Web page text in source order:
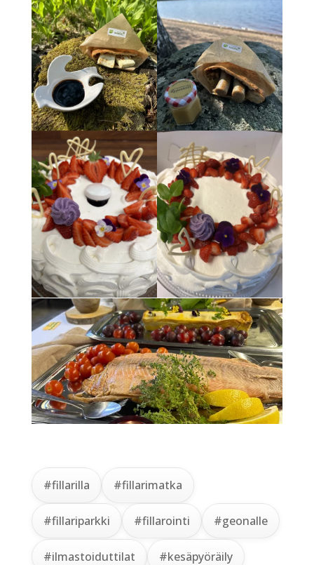
#fillarilla #fillarimatka
#fillariparkki #fillarointi #geonalle
#ilmastoiduttilat #kesäpyöräily